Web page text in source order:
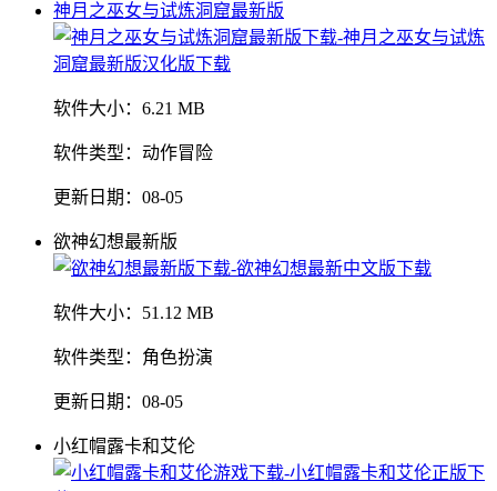
神月之巫女与试炼洞窟最新版
软件大小： 6.21 MB
软件类型： 动作冒险
更新日期： 08-05
欲神幻想最新版
软件大小： 51.12 MB
软件类型： 角色扮演
更新日期： 08-05
小红帽露卡和艾伦